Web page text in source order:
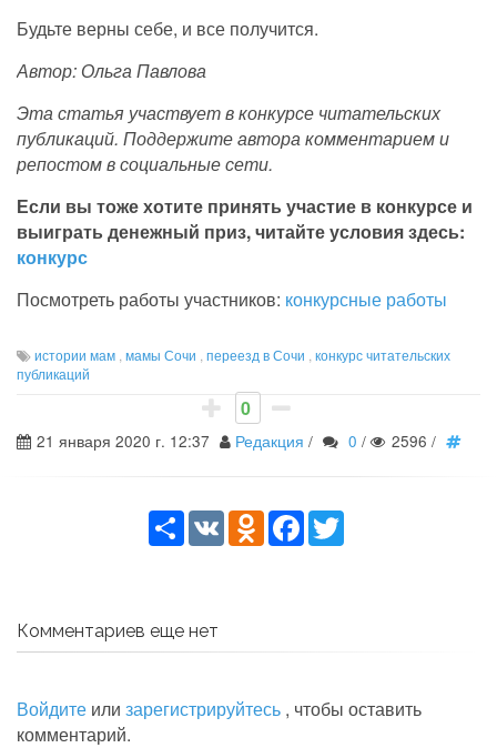
Будьте верны себе, и все получится.
Автор: Ольга Павлова
Эта статья участвует в конкурсе читательских
публикаций. Поддержите автора комментарием и
репостом в социальные сети.
Если вы тоже хотите принять участие в конкурсе и
выиграть денежный приз, читайте условия здесь:
конкурс
Посмотреть работы участников: конкурсные работы
истории мам мамы Сочи переезд в Сочи конкурс читательских
публикаций
0
21 января 2020 г. 12:37 Редакция / 0 / 2596 /
ShareVK Odnoklassniki
Facebook
Twitter
Комментариев еще нет
Войдите или зарегистрируйтесь , чтобы оставить
комментарий.